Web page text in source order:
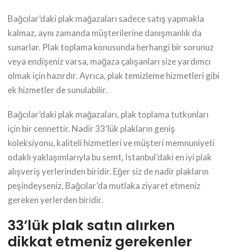
Bağcılar’daki plak mağazaları sadece satış yapmakla
kalmaz, aynı zamanda müşterilerine danışmanlık da
sunarlar. Plak toplama konusunda herhangi bir sorunuz
veya endişeniz varsa, mağaza çalışanları size yardımcı
olmak için hazırdır. Ayrıca, plak temizleme hizmetleri gibi
ek hizmetler de sunulabilir.
Bağcılar’daki plak mağazaları, plak toplama tutkunları
için bir cennettir. Nadir 33’lük plakların geniş
koleksiyonu, kaliteli hizmetleri ve müşteri memnuniyeti
odaklı yaklaşımlarıyla bu semt, İstanbul’daki en iyi plak
alışveriş yerlerinden biridir. Eğer siz de nadir plakların
peşindeyseniz, Bağcılar’da mutlaka ziyaret etmeniz
gereken yerlerden biridir.
33’lük plak satın alırken
dikkat etmeniz gerekenler